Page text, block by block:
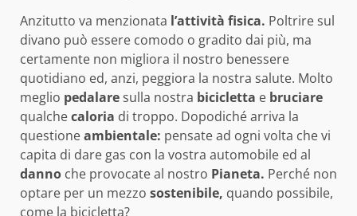
Anzitutto va menzionata l’attività fisica. Poltrire sul
divano può essere comodo o gradito dai più, ma
certamente non migliora il nostro benessere
quotidiano ed, anzi, peggiora la nostra salute. Molto
meglio pedalaresulla nostra bicicletta e bruciare
qualchecaloria di troppo. Dopodiché arriva la
questioneambientale: pensate ad ogni volta che vi
capita di dare gas con la vostra automobile ed al
danno che provocate al nostro Pianeta. Perché non
optare per un mezzo sostenibile, quando possibile,
come la bicicletta?